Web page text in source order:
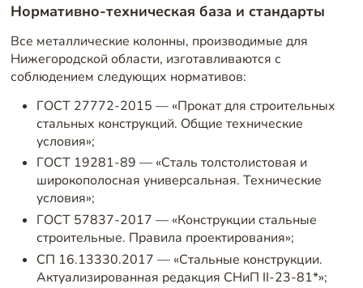
Нормативно-техническая база и стандарты
Все металлические колонны, производимые для
Нижегородской области, изготавливаются с
соблюдением следующих нормативов:
ГОСТ 27772-2015 — «Прокат для строительных
стальных конструкций. Общие технические
условия»;
ГОСТ 19281-89 — «Сталь толстолистовая и
широкополосная универсальная. Технические
условия»;
ГОСТ 57837-2017 — «Конструкции стальные
строительные. Правила проектирования»;
СП 16.13330.2017 — «Стальные конструкции.
Актуализированная редакция СНиП II-23-81*»;